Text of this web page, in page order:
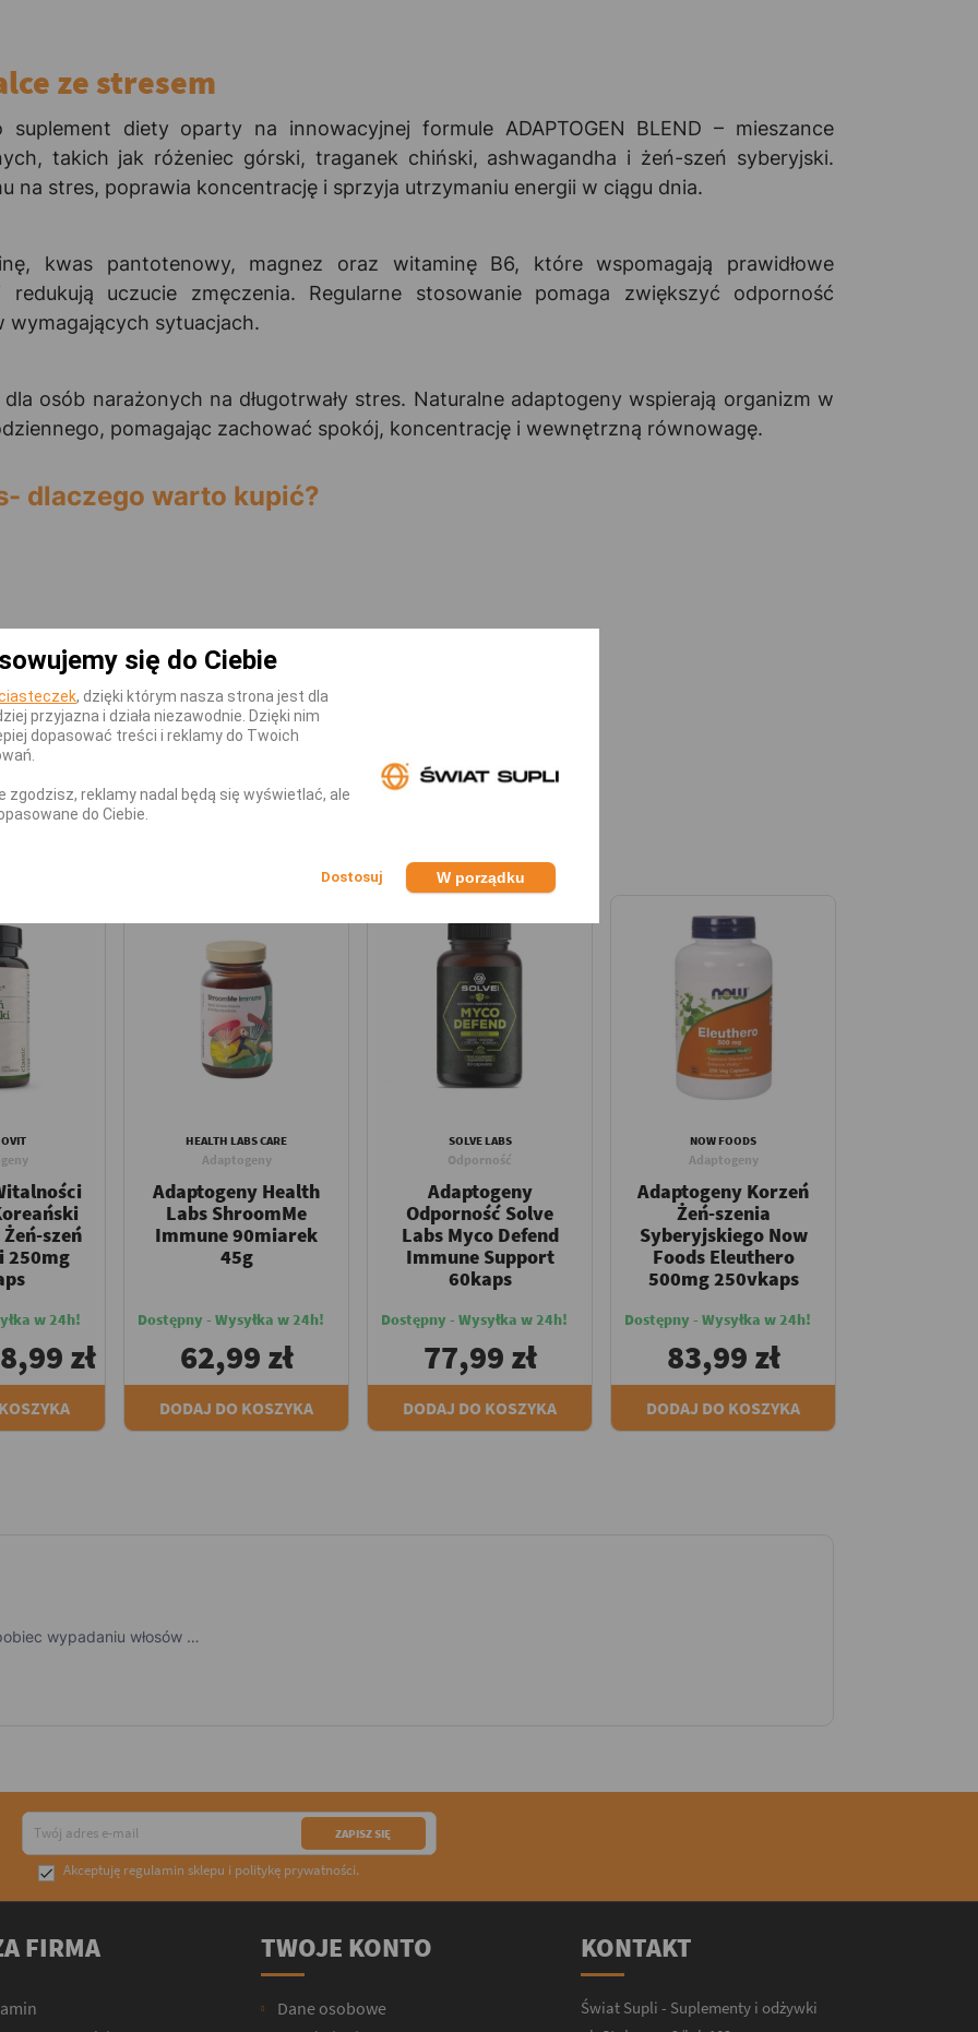
ze stresem
diety oparty na innowacyjnej formule ADAPTOGEN BLEND – mieszance
takich jak różeniec górski, traganek chiński, ashwagandha i żeń-szeń syberyjski.
na stres, poprawia koncentrację i sprzyja utrzymaniu energii w ciągu dnia.
kwas pantotenowy, magnez oraz witaminę B6, które wspomagają prawidłowe
uczucie zmęczenia. Regularne stosowanie pomaga zwiększyć odporność
wymagających sytuacjach.
osób narażonych na długotrwały stres. Naturalne adaptogeny wspierają organizm w
pomagając zachować spokój, koncentrację i wewnętrzną równowagę.
dlaczego warto kupić?
30kaps?
szeń
250mg
w 24h!
zł
HEALTH LABS CARE
Adaptogeny
Adaptogeny Health
Labs ShroomMe
Immune 90miarek
45g
Dostępny - Wysyłka w 24h!
62,99 zł
DODAJ DO KOSZYKA
SOLVE LABS
Odporność
Adaptogeny
Odporność Solve
Labs Myco Defend
Immune Support
60kaps
Dostępny - Wysyłka w 24h!
77,99 zł
DODAJ DO KOSZYKA
NOW FOODS
Adaptogeny
Adaptogeny Korzeń
Żeń-szenia
Syberyjskiego Now
Foods Eleuthero
500mg 250vkaps
Dostępny - Wysyłka w 24h!
83,99 zł
DODAJ DO KOSZYKA
wypadaniu włosów …
 Akceptuję regulamin sklepu i politykę prywatności.
się do Ciebie
, dzięki którym nasza strona jest dla
przyjazna i działa niezawodnie. Dzięki nim
dopasować treści i reklamy do Twoich
zgodzisz, reklamy nadal będą się wyświetlać, ale
do Ciebie.
W porządku
FIRMA TWOJE KONTO
Dane osobowe
KONTAKT
Świat Supli - Suplementy i odżywki